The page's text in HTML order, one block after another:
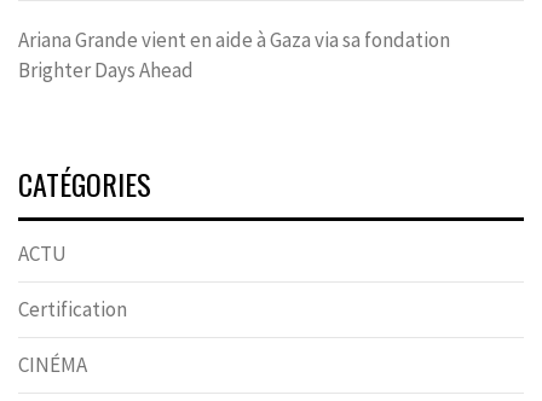
Ariana Grande vient en aide à Gaza via sa fondation
Brighter Days Ahead
CATÉGORIES
ACTU
Certification
CINÉMA